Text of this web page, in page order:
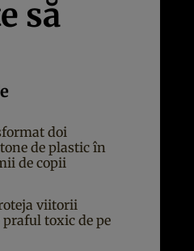
să
doi
de plastic în
de copii
viitorii
toxic de pe